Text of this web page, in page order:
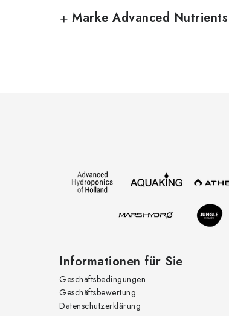
Marke Advanced Nutrients
Informationen für Sie
Geschäftsbedingungen
Geschäftsbewertung
Datenschutzerklärung